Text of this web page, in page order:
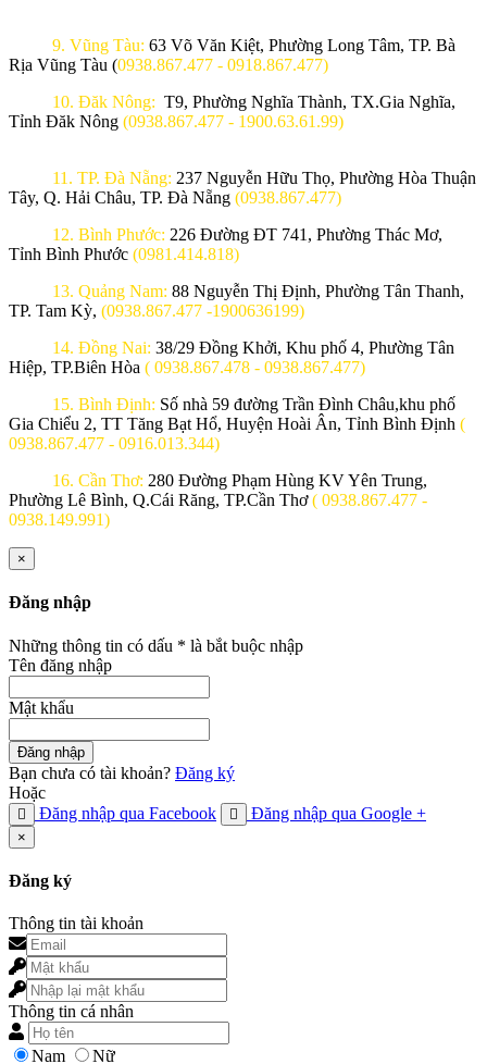
9. Vũng Tàu: 63 Võ Văn Kiệt, Phường Long Tâm, TP. Bà
Rịa Vũng Tàu (0938.867.477 - 0918.867.477)
10. Đăk Nông: T9, Phường Nghĩa Thành, TX.Gia Nghĩa,
Tỉnh Đăk Nông (0938.867.477 - 1900.63.61.99)
11. TP. Đà Nẵng: 237 Nguyễn Hữu Thọ, Phường Hòa Thuận
Tây, Q. Hải Châu, TP. Đà Nẵng (0938.867.477)
12. Bình Phước: 226 Đường ĐT 741, Phường Thác Mơ,
Tỉnh Bình Phước (0981.414.818)
13. Quảng Nam: 88 Nguyễn Thị Định, Phường Tân Thanh,
TP. Tam Kỳ, (0938.867.477 -1900636199)
14. Đồng Nai: 38/29 Đồng Khởi, Khu phố 4, Phường Tân
Hiệp, TP.Biên Hòa ( 0938.867.478 - 0938.867.477)
15. Bình Định: Số nhà 59 đường Trần Đình Châu,khu phố
Gia Chiểu 2, TT Tăng Bạt Hổ, Huyện Hoài Ân, Tỉnh Bình Định (
0938.867.477 - 0916.013.344)
16. Cần Thơ: 280 Đường Phạm Hùng KV Yên Trung,
Phường Lê Bình, Q.Cái Răng, TP.Cần Thơ( 0938.867.477 -
0938.149.991)
×
Đăng nhập
Những thông tin có dấu * là bắt buộc nhập
Tên đăng nhập
Mật khẩu
Đăng nhập
Bạn chưa có tài khoản? Đăng ký
Hoặc
Đăng nhập qua Facebook
Đăng nhập qua Google +
×
Đăng ký
Thông tin tài khoản
Thông tin cá nhân
Nam Nữ